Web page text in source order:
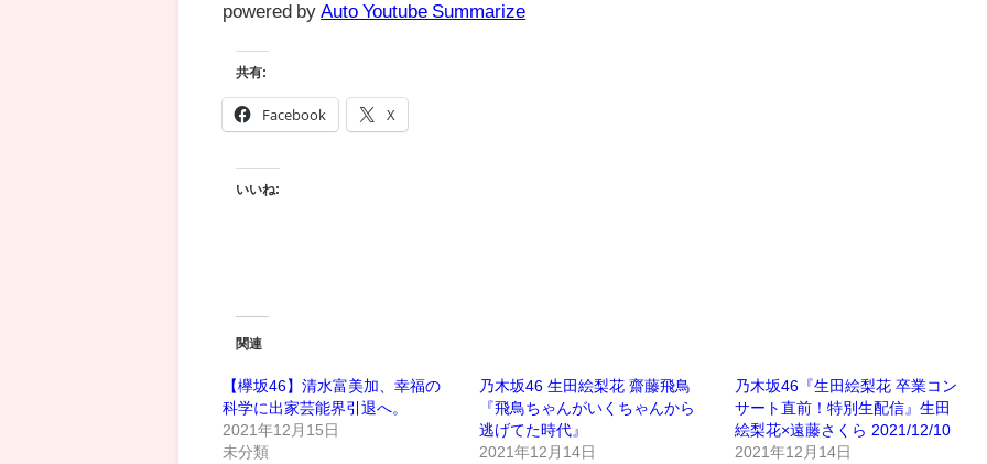
powered by Auto Youtube Summarize
共有:
Facebook X
いいね:
関連
【欅坂46】清水富美加、幸福の
科学に出家芸能界引退へ。
2021年12月15日
未分類
乃木坂46 生田絵梨花 齋藤飛鳥
『飛鳥ちゃんがいくちゃんから
逃げてた時代』
2021年12月14日
乃木坂46『生田絵梨花 卒業コン
サート直前！特別生配信』生田
絵梨花×遠藤さくら 2021/12/10
2021年12月14日